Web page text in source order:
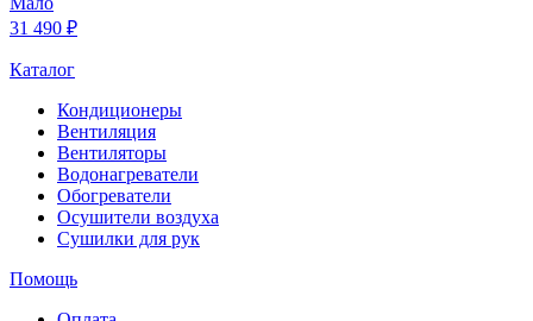
31 490 ₽
Каталог
Кондиционеры
Вентиляция
Вентиляторы
Водонагреватели
Обогреватели
Осушители воздуха
Сушилки для рук
Помощь